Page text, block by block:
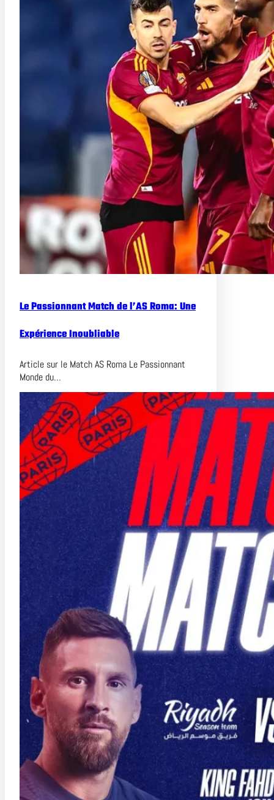
Le Passionnant Match de l’AS Roma: Une
Expérience Inoubliable
Article sur le Match AS Roma Le Passionnant
Monde du…